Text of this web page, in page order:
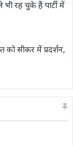
भी रह चुके हैं पार्टी में
सीकर में प्रदर्शन,